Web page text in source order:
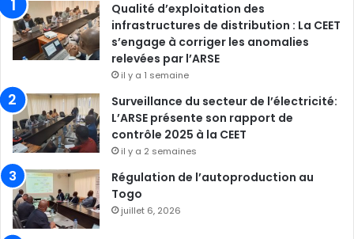
Qualité d’exploitation des
infrastructures de distribution : La CEET
s’engage à corriger les anomalies
relevées par l’ARSE
il y a 1 semaine
Surveillance du secteur de l’électricité:
L’ARSE présente son rapport de
contrôle 2025 à la CEET
il y a 2 semaines
Régulation de l’autoproduction au
Togo
juillet 6, 2026